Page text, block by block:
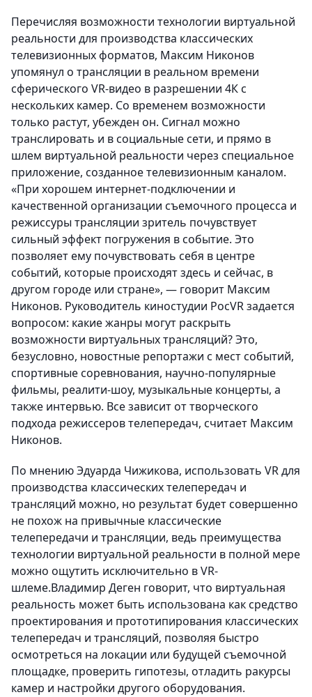
Перечисляя возможности технологии виртуальной
реальности для производства классических
телевизионных форматов, Максим Никонов
упомянул о трансляции в реальном времени
сферического VR-видео в разрешении 4К с
нескольких камер. Со временем возможности
только растут, убежден он. Сигнал можно
транслировать и в социальные сети, и прямо в
шлем виртуальной реальности через специальное
приложение, созданное телевизионным каналом.
«При хорошем интернет-подключении и
качественной организации съемочного процесса и
режиссуры трансляции зритель почувствует
сильный эффект погружения в событие. Это
позволяет ему почувствовать себя в центре
событий, которые происходят здесь и сейчас, в
другом городе или стране», — говорит Максим
Никонов. Руководитель киностудии РосVR задается
вопросом: какие жанры могут раскрыть
возможности виртуальных трансляций? Это,
безусловно, новостные репортажи с мест событий,
спортивные соревнования, научно-популярные
фильмы, реалити-шоу, музыкальные концерты, а
также интервью. Все зависит от творческого
подхода режиссеров телепередач, считает Максим
Никонов.
По мнению Эдуарда Чижикова, использовать VR для
производства классических телепередач и
трансляций можно, но результат будет совершенно
не похож на привычные классические
телепередачи и трансляции, ведь преимущества
технологии виртуальной реальности в полной мере
можно ощутить исключительно в VR-
шлеме.Владимир Деген говорит, что виртуальная
реальность может быть использована как средство
проектирования и прототипирования классических
телепередач и трансляций, позволяя быстро
осмотреться на локации или будущей съемочной
площадке, проверить гипотезы, отладить ракурсы
камер и настройки другого оборудования.